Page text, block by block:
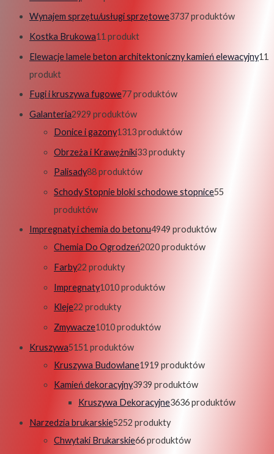
Wynajem sprzętu/usługi sprzętowe3737 produktów
Kostka Brukowa1 1 produkt
Elewacje lamele beton architektoniczny kamień elewacyjny11
produkt
Fugi i kruszywa fugowe77 produktów
Galanteria2929 produktów
Donice i gazony1313 produktów
Obrzeża i Krawężniki33 produkty
Palisady88 produktów
Schody Stopnie bloki schodowe stopnice55
produktów
Impregnaty i chemia do betonu4949 produktów
Chemia Do Ogrodzeń2020 produktów
Farby22 produkty
Impregnaty1010 produktów
Kleje22 produkty
Zmywacze1010 produktów
Kruszywa5151 produktów
Kruszywa Budowlane1919 produktów
Kamień dekoracyjny3939 produktów
Kruszywa Dekoracyjne3636 produktów
Narzedzia brukarskie5252 produkty
Chwytaki Brukarskie66 produktów